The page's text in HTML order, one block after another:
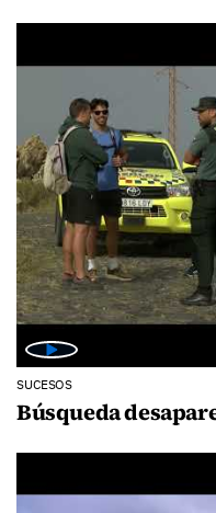
SUCESOS
Búsqueda